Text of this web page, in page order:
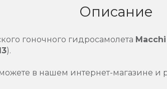
Описание
гоночного гидросамолета
).
в нашем интернет-магазине и